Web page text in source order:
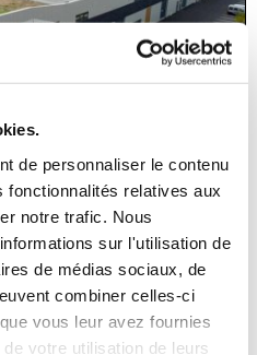
de personnaliser le contenu
relatives aux
notre trafic. Nous
sur l'utilisation de
de médias sociaux, de
combiner celles-ci
vous leur avez fournies
votre utilisation de leurs
1 350 €HT/Mois
à proximité
Consultimo vous
de bureaux à la location.